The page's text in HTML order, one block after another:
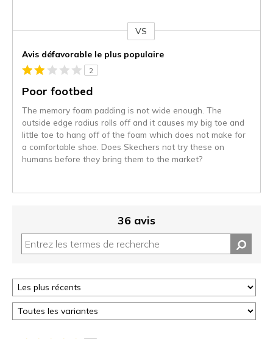
projecteur
sur
les
VS
Avis défavorable le plus populaire
2
Poor footbed
The memory foam padding is not wide enough. The
outside edge radius rolls off and it causes my big toe and
little toe to hang off of the foam which does not make for
a comfortable shoe. Does Skechers not try these on
humans before they bring them to the market?
36 avis